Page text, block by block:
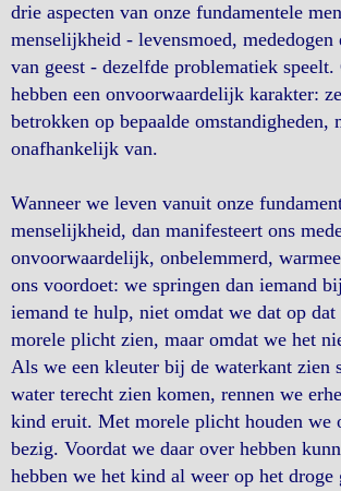
drie aspecten van onze fundamentele
menselijkheid - levensmoed, mededogen
van geest - dezelfde problematiek
hebben een onvoorwaardelijk karakter:
betrokken op bepaalde omstandigheden,
onafhankelijk van.
Wanneer we leven vanuit onze
menselijkheid, dan manifesteert ons
onvoorwaardelijk, onbelemmerd,
ons voordoet: we springen dan iemand
iemand te hulp, niet omdat we dat op dat
morele plicht zien, maar omdat we het
Als we een kleuter bij de waterkant zien
water terecht zien komen, rennen we
kind eruit. Met morele plicht houden we
bezig. Voordat we daar over hebben
hebben we het kind al weer op het droge